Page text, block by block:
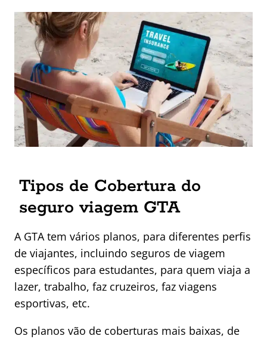
Tipos de Cobertura do
seguro viagem GTA
A GTA tem vários planos, para diferentes perfis
de viajantes, incluindo seguros de viagem
específicos para estudantes, para quem viaja a
lazer, trabalho, faz cruzeiros, faz viagens
esportivas, etc.
Os planos vão de coberturas mais baixas, de